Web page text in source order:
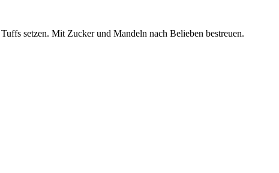
setzen. Mit Zucker und Mandeln nach Belieben bestreuen.